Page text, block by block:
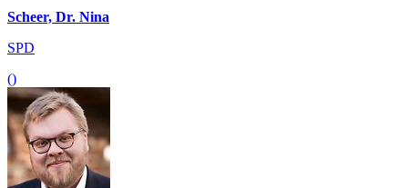
Scheer, Dr. Nina
SPD
()